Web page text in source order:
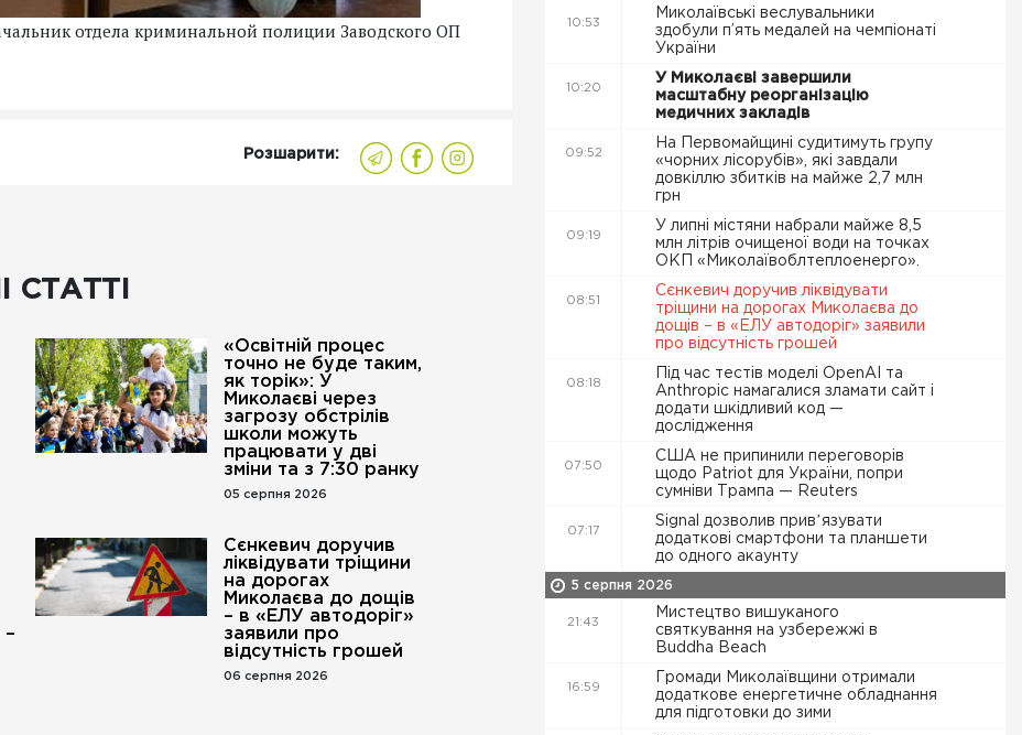
отдела криминальной полиции Заводского ОП
Розшарити:
СТАТТІ
«Освітній процес
точно не буде таким,
як торік»: У
Миколаєві через
загрозу обстрілів
школи можуть
працювати у дві
зміни та з 7:30 ранку
05 серпня 2026
–
Сєнкевич доручив
ліквідувати тріщини
на дорогах
Миколаєва до дощів
– в «ЕЛУ автодоріг»
заявили про
відсутність грошей
06 серпня 2026
10:53
Миколаївські веслувальники
здобули п’ять медалей на чемпіонаті
України
10:20
У Миколаєві завершили
масштабну реорганізацію
медичних закладів
09:52
На Первомайщині судитимуть групу
«чорних лісорубів», які завдали
довкіллю збитків на майже 2,7 млн
грн
09:19
У липні містяни набрали майже 8,5
млн літрів очищеної води на точках
ОКП «Миколаївоблтеплоенерго».
08:51
Сєнкевич доручив ліквідувати
тріщини на дорогах Миколаєва до
дощів – в «ЕЛУ автодоріг» заявили
про відсутність грошей
08:18
Під час тестів моделі OpenAI та
Anthropic намагалися зламати сайт і
додати шкідливий код —
дослідження
07:50
США не припинили переговорів
щодо Patriot для України, попри
сумніви Трампа — Reuters
07:17
Signal дозволив привʼязувати
додаткові смартфони та планшети
до одного акаунту
5 серпня 2026
21:43
Мистецтво вишуканого
святкування на узбережжі в
Buddha Beach
16:59
Громади Миколаївщини отримали
додаткове енергетичне обладнання
для підготовки до зими